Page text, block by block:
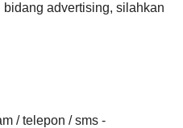
advertising, silahkan
/ telepon / sms -